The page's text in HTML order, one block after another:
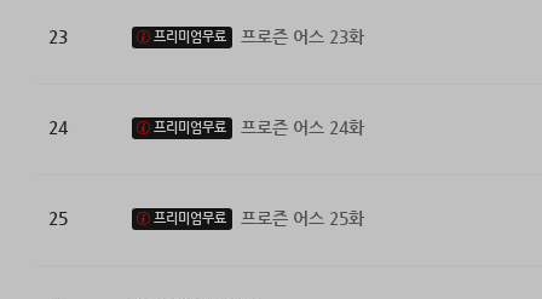
23 프리미엄무료 프로즌 어스 23화
24 프리미엄무료 프로즌 어스 24화
25 프리미엄무료 프로즌 어스 25화